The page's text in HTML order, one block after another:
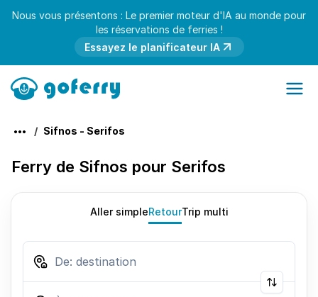
Nous vous présentons : Le premier moteur d'IA au monde pour
les réservations de ferries !
Essayez le planificateur IA
Sifnos - Serifos
Ferry de Sifnos pour Serifos
Aller simpleRetourTrip multi